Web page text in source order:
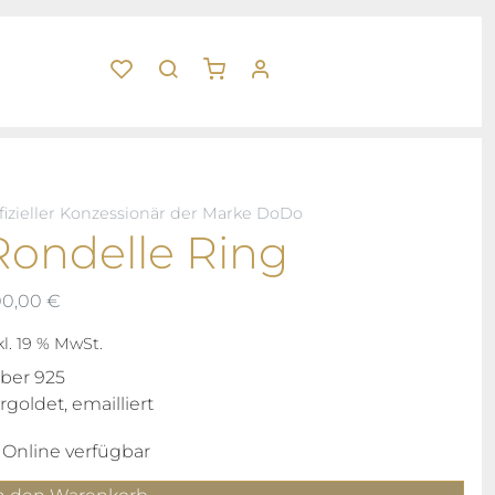
Konzessionär der Marke DoDo
Ring
€
19 % MwSt.
925
emailliert
Online verfügbar